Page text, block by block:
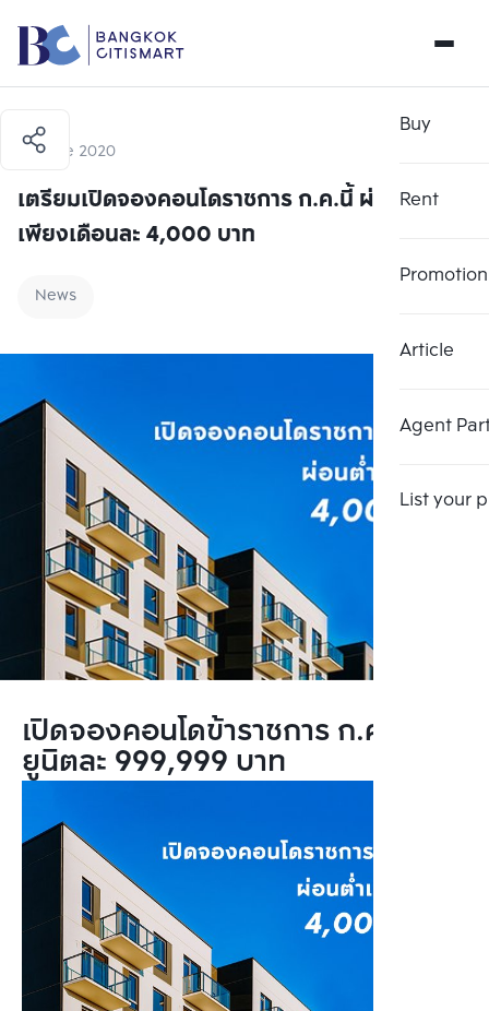
Buy
Rent
Promotion
Article
Agent
List your
15 June 2020
เตรียมเปิดจองคอนโดราชการ ก.ค.นี้ ผ่อนต่ำ
เพียงเดือนละ 4,000 บาท
News
เปิดจองคอนโดข้าราชการ ก.ค. 63
ยูนิตละ 999,999 บาท